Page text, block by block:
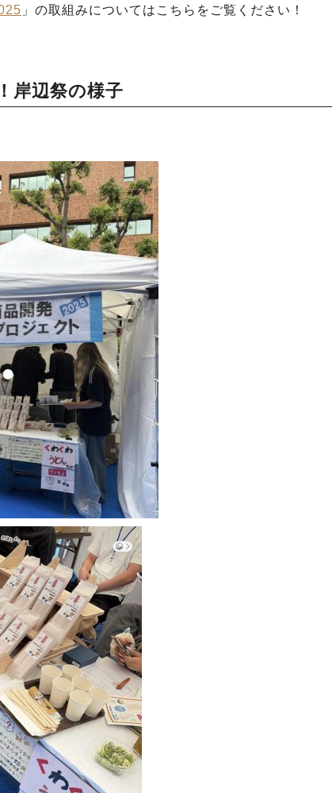
」の取組みについてはこちらをご覧ください！
岸辺祭の様子